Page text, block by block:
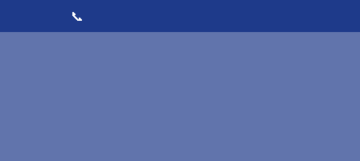
📞